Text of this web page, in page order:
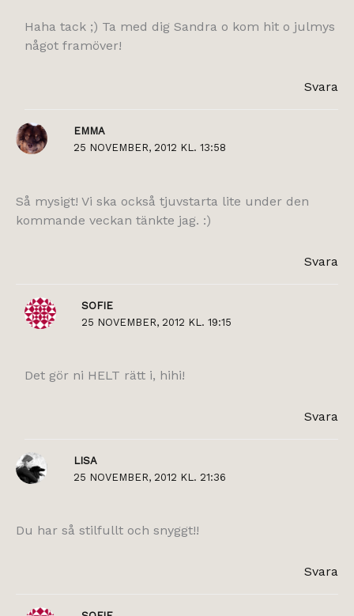
Haha tack ;) Ta med dig Sandra o kom hit o julmys
något framöver!
Svara
EMMA
25 NOVEMBER, 2012 KL. 13:58
Så mysigt! Vi ska också tjuvstarta lite under den
kommande veckan tänkte jag. :)
Svara
SOFIE
25 NOVEMBER, 2012 KL. 19:15
Det gör ni HELT rätt i, hihi!
Svara
LISA
25 NOVEMBER, 2012 KL. 21:36
Du har så stilfullt och snyggt!!
Svara